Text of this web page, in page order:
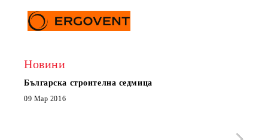
Новини
Българска строителна седмица
09 Мар 2016